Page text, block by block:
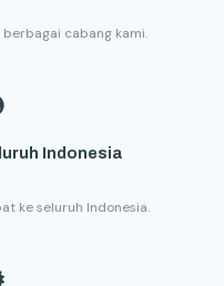
cabang kami.
Indonesia
ke seluruh Indonesia.